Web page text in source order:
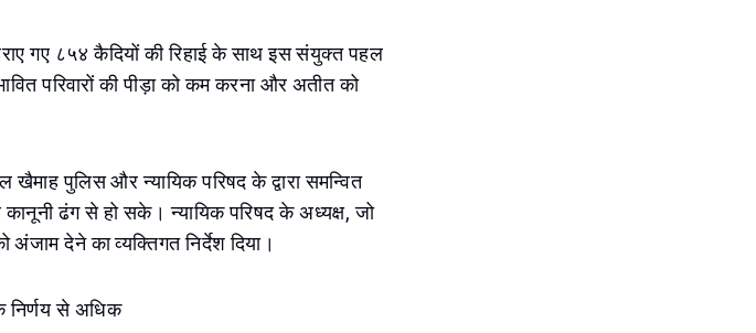
गए ८५४ कैदियों की रिहाई के साथ इस संयुक्त पहल
परिवारों की पीड़ा को कम करना और अतीत को
पुलिस और न्यायिक परिषद के द्वारा समन्वित
ढंग से हो सके। न्यायिक परिषद के अध्यक्ष, जो
अंजाम देने का व्यक्तिगत निर्देश दिया।
निर्णय से अधिक